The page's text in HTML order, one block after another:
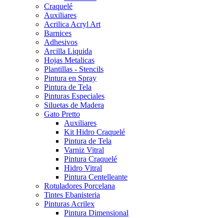
Craquelé
Auxiliares
Acrilica Acryl Art
Barnices
Adhesivos
Arcilla Liquida
Hojas Metalicas
Plantillas - Stencils
Pintura en Spray
Pintura de Tela
Pinturas Especiales
Siluetas de Madera
Gato Pretto
Auxiliares
Kit Hidro Craquelé
Pintura de Tela
Varniz Vitral
Pintura Craquelé
Hidro Vitral
Pintura Centelleante
Rotuladores Porcelana
Tintes Ebanisteria
Pinturas Acrilex
Pintura Dimensional